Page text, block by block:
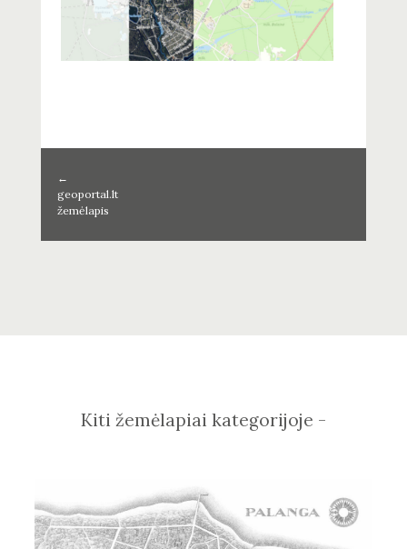
←
geoportal.lt
žemėlapis
Kiti žemėlapiai kategorijoje -